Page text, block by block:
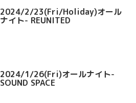
2024/2/23(Fri/Holiday)オール
ナイト- REUNITED
2024/1/26(Fri)オールナイト-
SOUND SPACE